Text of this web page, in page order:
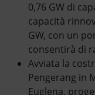
0,76 GW di
capacità
GW, con un
consentirà di
Avviata la
Pengerang in
Euglena,